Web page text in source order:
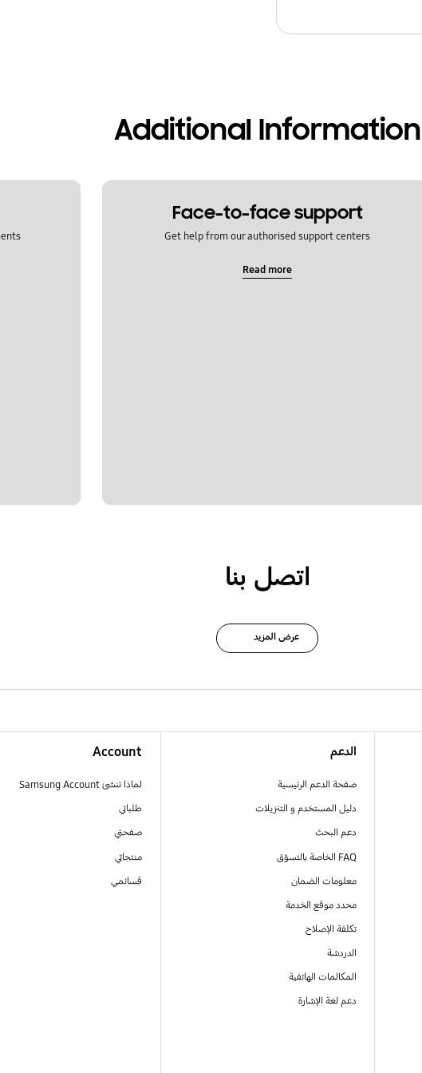
Additional Information
Face-to-face support
Get help from our authorised support centers
Read more
اتصل بنا
عرض المزيد
الدعم
صفحة الدعم الرئيسية
دليل المستخدم و التنزيلات
دعم البحث
FAQ الخاصة بالتسوّق
معلومات الضمان
محدد موقع الخدمة
تكلفة الإصلاح
الدردشة
المكالمات الهاتفية
دعم لغة الإشارة
Account
لماذا تنشئ Samsung Account
طلباتي
صفحتي
منتجاتي
قسائمي